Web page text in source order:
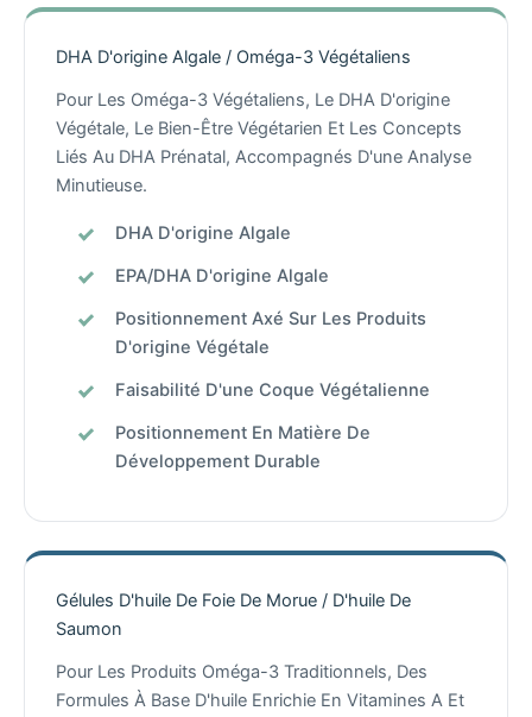
DHA D'origine Algale / Oméga-3 Végétaliens
Pour Les Oméga-3 Végétaliens, Le DHA D'origine
Végétale, Le Bien-Être Végétarien Et Les Concepts
Liés Au DHA Prénatal, Accompagnés D'une Analyse
Minutieuse.
DHA D'origine Algale
EPA/DHA D'origine Algale
Positionnement Axé Sur Les Produits
D'origine Végétale
Faisabilité D'une Coque Végétalienne
Positionnement En Matière De
Développement Durable
Gélules D'huile De Foie De Morue / D'huile De
Saumon
Pour Les Produits Oméga-3 Traditionnels, Des
Formules À Base D'huile Enrichie En Vitamines A Et